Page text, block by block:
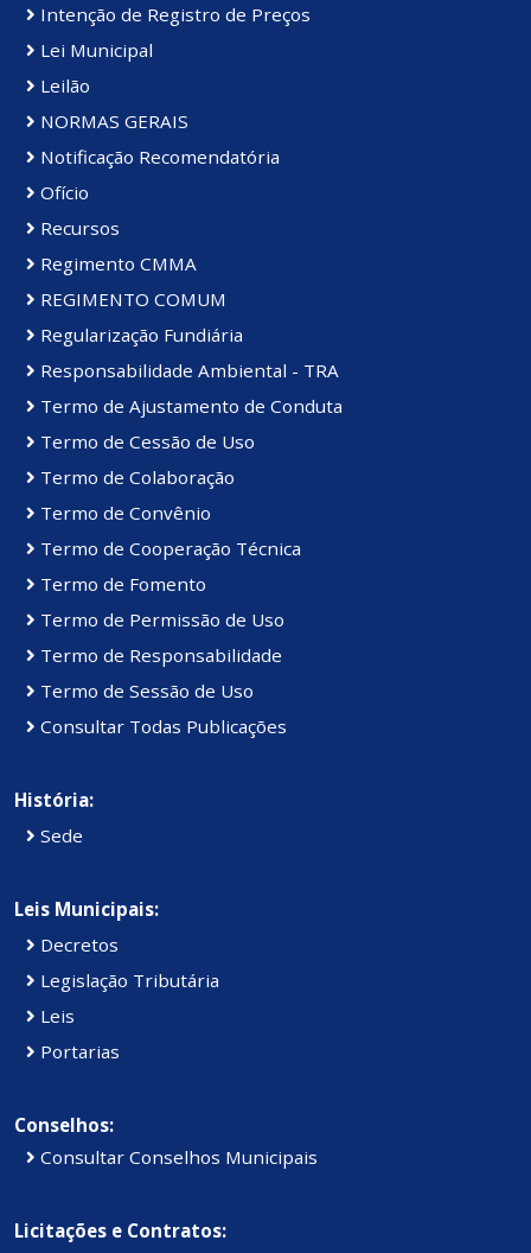
Intenção de Registro de Preços
Lei Municipal
Leilão
NORMAS GERAIS
Notificação Recomendatória
Ofício
Recursos
Regimento CMMA
REGIMENTO COMUM
Regularização Fundiária
Responsabilidade Ambiental - TRA
Termo de Ajustamento de Conduta
Termo de Cessão de Uso
Termo de Colaboração
Termo de Convênio
Termo de Cooperação Técnica
Termo de Fomento
Termo de Permissão de Uso
Termo de Responsabilidade
Termo de Sessão de Uso
Consultar Todas Publicações
História:
Sede
Leis Municipais:
Decretos
Legislação Tributária
Leis
Portarias
Conselhos:
Consultar Conselhos Municipais
Licitações e Contratos: